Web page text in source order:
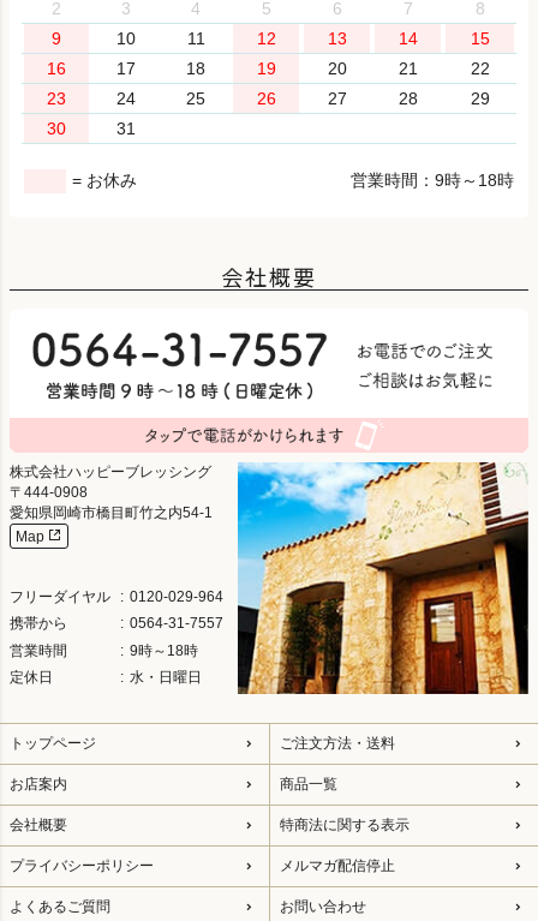
2
3 4 5 6 7
8
9
10 11 12 13 14
15
16
17 18 19 20 21
22
23
24 25 26 27 28
29
30
31
営業時間：9時～18時
= お休み
会社概要
株式会社ハッピーブレッシング
444-0908
愛知県岡崎市橋目町竹之内54-1
Map
フリーダイヤル
0120-029-964
携帯から
0564-31-7557
営業時間
9時～18時
定休日
水・日曜日
トップページ ご注文方法・送料
お店案内 商品一覧
会社概要 特商法に関する表示
プライバシーポリシー メルマガ配信停止
よくあるご質問 お問い合わせ